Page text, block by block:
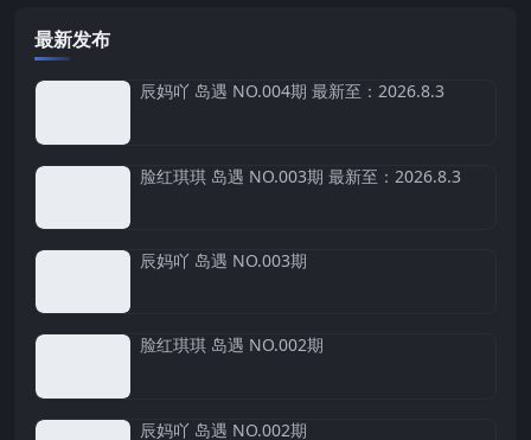
最新发布
辰妈吖 岛遇 NO.004期 最新至：2026.8.3
脸红琪琪 岛遇 NO.003期 最新至：2026.8.3
辰妈吖 岛遇 NO.003期
脸红琪琪 岛遇 NO.002期
辰妈吖 岛遇 NO.002期